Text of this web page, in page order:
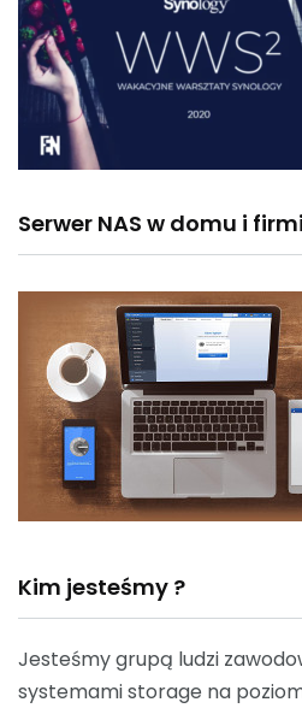
Serwer NAS w domu i
Kim jesteśmy ?
Jesteśmy grupą ludzi
systemami storage na